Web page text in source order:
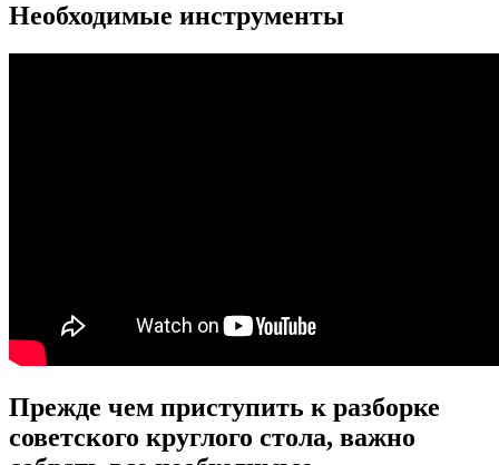
Необходимые инструменты
Прежде чем приступить к разборке
советского круглого стола, важно